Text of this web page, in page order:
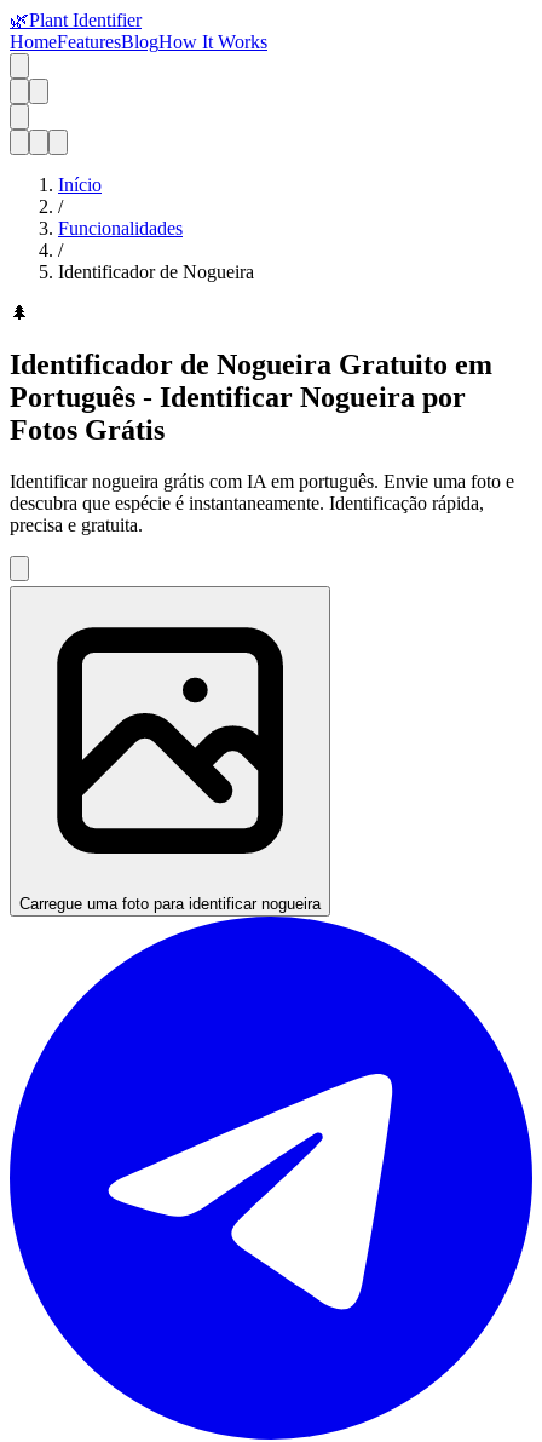
🌿Plant Identifier
HomeFeaturesBlogHow It Works
Início
/
Funcionalidades
/
Identificador de Nogueira
🌲
Identificador de Nogueira Gratuito em
Português - Identificar Nogueira por
Fotos Grátis
Identificar nogueira grátis com IA em português. Envie uma foto e
descubra que espécie é instantaneamente. Identificação rápida,
precisa e gratuita.
Carregue uma foto para identificar nogueira